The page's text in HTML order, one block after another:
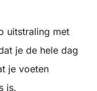
uitstraling met
je de hele dag
je voeten
is.